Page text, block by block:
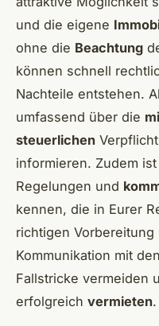
und die eigene
ohne die Beachtung
können schnell
Nachteile entstehen.
umfassend über die
steuerlichen
informieren. Zudem
Regelungen und
kennen, die in Eurer
richtigen
Kommunikation mit den
Fallstricke vermeiden
erfolgreich vermieten.